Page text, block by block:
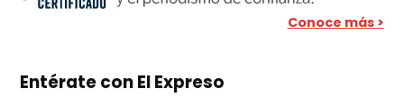
Conoce más >
Entérate con El Expreso